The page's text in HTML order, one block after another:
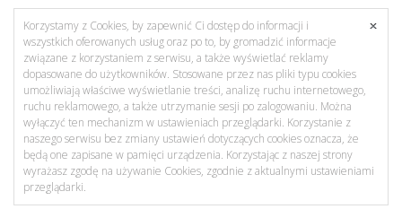
Korzystamy z Cookies, by zapewnić Ci dostęp do informacji i
wszystkich oferowanych usług oraz po to, by gromadzić informacje
związane z korzystaniem z serwisu, a także wyświetlać reklamy
dopasowane do użytkowników. Stosowane przez nas pliki typu cookies
umożliwiają właściwe wyświetlanie treści, analizę ruchu internetowego,
ruchu reklamowego, a także utrzymanie sesji po zalogowaniu. Można
wyłączyć ten mechanizm w ustawieniach przeglądarki. Korzystanie z
naszego serwisu bez zmiany ustawień dotyczących cookies oznacza, że
będą one zapisane w pamięci urządzenia. Korzystając z naszej strony
wyrażasz zgodę na używanie Cookies, zgodnie z aktualnymi ustawieniami
przeglądarki.